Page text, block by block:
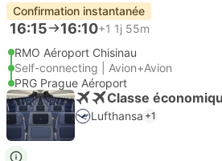
Confirmation instantanée
16:15 16:10+1 1j 55m
RMO Aéroport Chisinau
Self-connecting | Avion+Avion
PRG Prague Aéroport
Lufthansa +1